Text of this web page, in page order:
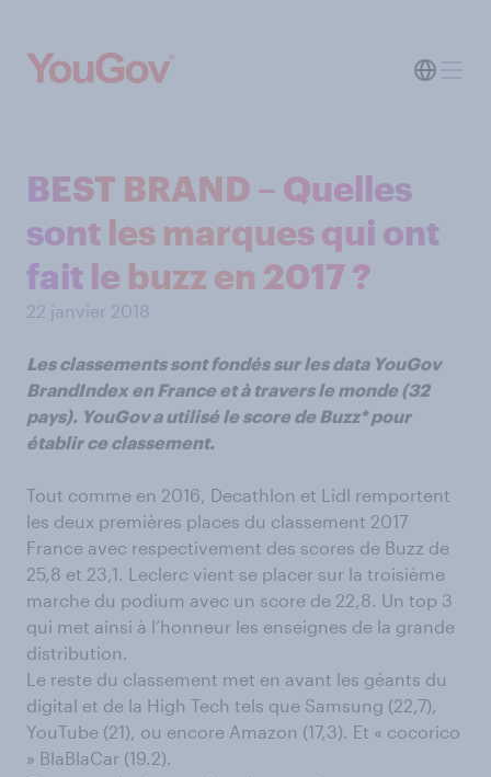
BEST BRAND – Quelles
sont les marques qui ont
fait le buzz en 2017 ?
22 janvier 2018
Les classements sont fondés sur les data YouGov
BrandIndex en France et à travers le monde (32
pays). YouGov a utilisé le score de Buzz* pour
établir ce classement.
Tout comme en 2016, Decathlon et Lidl remportent
les deux premières places du classement 2017
France avec respectivement des scores de Buzz de
25,8 et 23,1. Leclerc vient se placer sur la troisième
marche du podium avec un score de 22,8. Un top 3
qui met ainsi à l’honneur les enseignes de la grande
distribution.
Le reste du classement met en avant les géants du
digital et de la High Tech tels que Samsung (22,7),
YouTube (21), ou encore Amazon (17,3). Et « cocorico
» BlaBlaCar (19.2).